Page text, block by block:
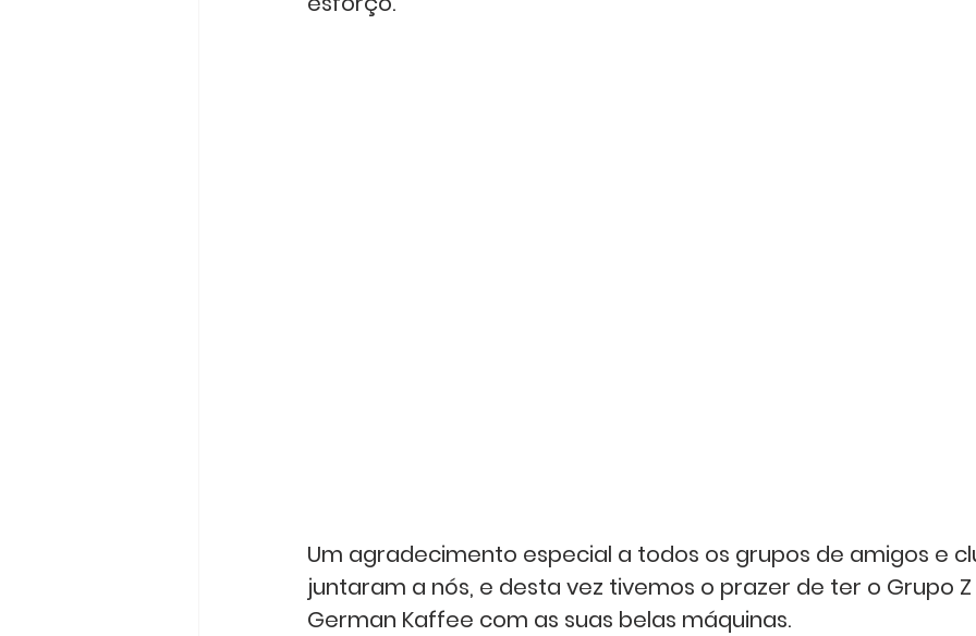
Um agradecimento especial a todos os grupos de amigos e
juntaram a nós, e desta vez tivemos o prazer de ter o Grupo Z
German Kaffee com as suas belas máquinas.